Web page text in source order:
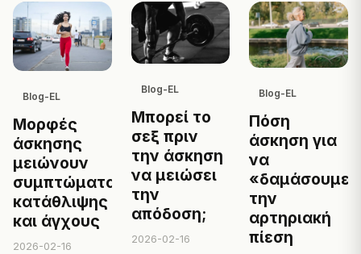
Blog-EL
Μορφές
άσκησης
μειώνουν
συμπτώματα
κατάθλιψης
και άγχους
2026-02-16
Blog-EL
Μπορεί το
σεξ πριν
την άσκηση
να μειώσει
την
απόδοση;
2026-02-16
Blog-EL
Πόση
άσκηση για
να
«δαμάσουμε»
την
αρτηριακή
πίεση